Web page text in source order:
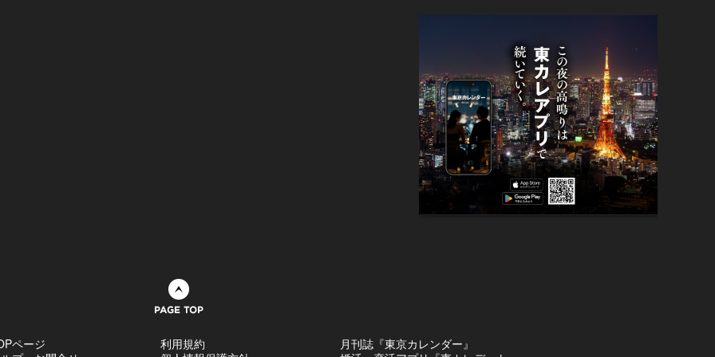
ページ
利用規約
月刊誌『東京カレンダー』